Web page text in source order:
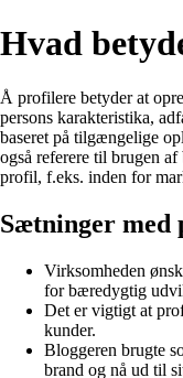
Hvad
Å profilere betyder at
persons karakteristika,
baseret på tilgængelige
også referere til brugen
profil, f.eks. inden for
Sætninger med
Virksomheden
for bæredygtig
Det er vigtigt at
kunder.
Bloggeren brugte
brand og nå ud til